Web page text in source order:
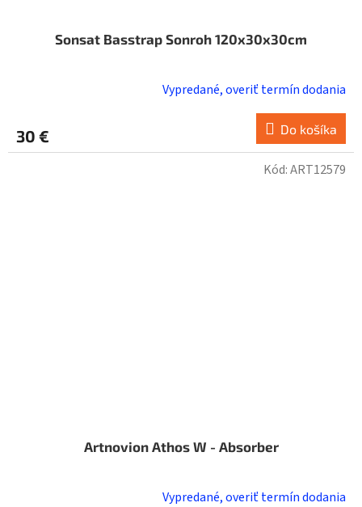
Sonsat Basstrap Sonroh 120x30x30cm
Vypredané, overiť termín dodania
30 € Do košíka
Artnovion Athos W - Absorber
Vypredané, overiť termín dodania
Kód:ART12579